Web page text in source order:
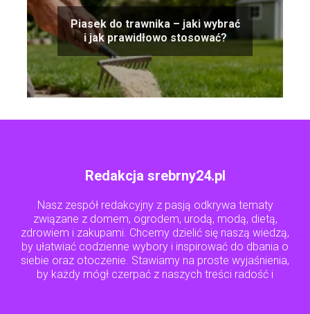
Piasek do trawnika – jaki wybrać
i jak prawidłowo stosować?
Redakcja srebrny24.pl
Nasz zespół redakcyjny z pasją odkrywa tematy
związane z domem, ogrodem, urodą, modą, dietą,
zdrowiem i zakupami. Chcemy dzielić się naszą wiedzą,
by ułatwiać codzienne wybory i inspirować do dbania o
siebie oraz otoczenie. Stawiamy na proste wyjaśnienia,
by każdy mógł czerpać z naszych treści radość i